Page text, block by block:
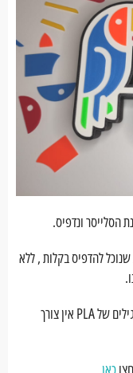
הסלייסר ונדפיס.
להדפיס בקלות , ללא
בהדפסה מהסוג הזה תוכלו להשתמש בפילמנטים רגילים של PLA אין צורך